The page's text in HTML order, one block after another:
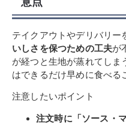
テイクアウトやデリバリー
いしさを保つための工夫が
が経つと生地が蒸れてしま
はできるだけ早めに食べる
注意したいポイント
注文時に「ソース・